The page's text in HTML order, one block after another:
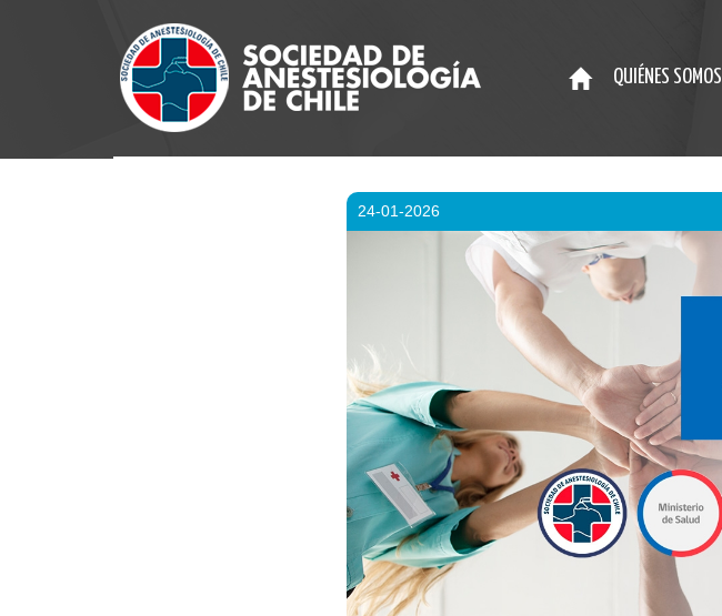
QUIÉNES SOMOS
24-01-2026